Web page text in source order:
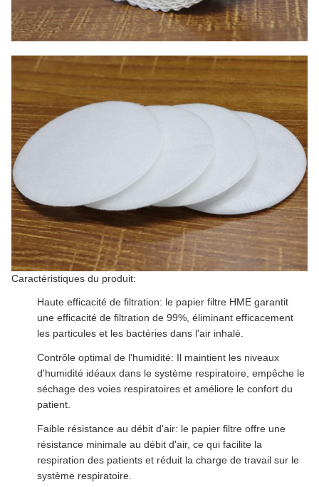
Caractéristiques du produit:
Haute efficacité de filtration: le papier filtre HME garantit
une efficacité de filtration de 99%, éliminant efficacement
les particules et les bactéries dans l'air inhalé.
Contrôle optimal de l'humidité: Il maintient les niveaux
d'humidité idéaux dans le système respiratoire, empêche le
séchage des voies respiratoires et améliore le confort du
patient.
Faible résistance au débit d'air: le papier filtre offre une
résistance minimale au débit d'air, ce qui facilite la
respiration des patients et réduit la charge de travail sur le
système respiratoire.